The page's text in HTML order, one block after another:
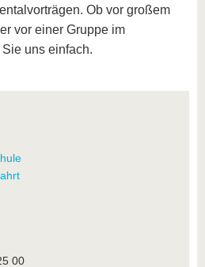
Ob vor großem
vor einer Gruppe im
uns einfach.
00